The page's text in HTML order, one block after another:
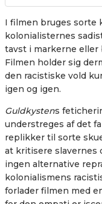
I filmen bruges
kolonialisternes
tavst i markerne
Filmen holder sig
den racistiske vold
igen og igen.
Guldkystens
understreges af det
replikker til sorte
at kritisere slavernes
ingen alternative
kolonialismens
forlader filmen med